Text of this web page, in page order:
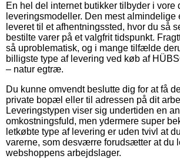
En hel del internet butikker tilbyder i vore
leveringsmodeller. Den mest almindelige
leveret til et afhentningssted, hvor du så
bestilte varer på et valgfrit tidspunkt.
så uproblematisk, og i mange tilfælde
billigste type af levering ved køb af
– natur egtræ.
Du kunne omvendt beslutte dig for at få
private bopæl eller til adressen på dit
Leveringstypen viser sig undertiden en
omkostningsfuld, men ydermere super
letkøbte type af levering er uden tvivl at
varerne, som desværre forudsætter at du
webshoppens arbejdslager.